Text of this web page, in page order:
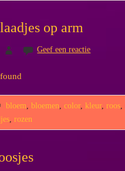
op arm
Geef een reactie
bloem, bloemen, color, kleur, roos,
, rozen